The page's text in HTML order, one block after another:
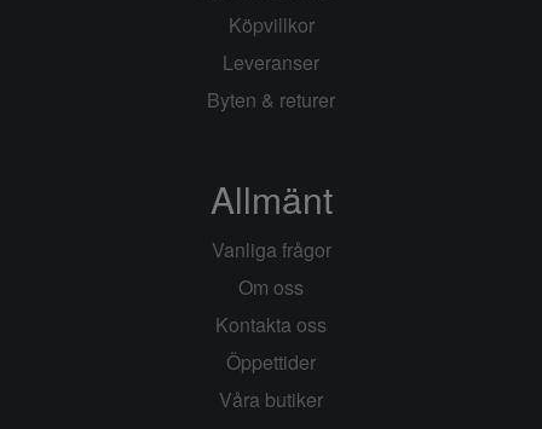
Köpvillkor
Leveranser
Byten & returer
Allmänt
Vanliga frågor
Om oss
Kontakta oss
Öppettider
Våra butiker